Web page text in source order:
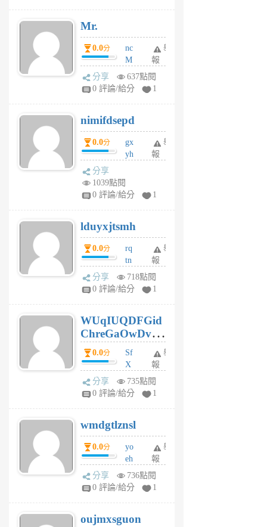
Mr.
0.0分
nc
M
U
F
U
5
個
月
舉
報
分享
637點閱
0 評論/給分
1
nimifdsepd
0.0分
gx
yh
jl
月
前
舉
報
分享
1039點閱
0 評論/給分
1
lduyxjtsmh
0.0分
rq
tn
jt
gl
個
月
前
舉
報
分享
718點閱
0 評論/給分
1
WUqIUQDFGid
ChreGaOwDv
dY0.0分
Sf
X
Pe
Jc
R
P
m
v
A
V
個
舉
報
分享
735點閱
0 評論/給分
1
wmdgtlznsl
0.0分
yo
eh
ld
gy
個
舉
報
分享
736點閱
0 評論/給分
1
oujmxsguon